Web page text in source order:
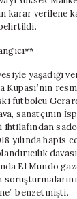
karar verilene
yaşadığı
futbolcu
sanatçının
ihtilafından
yılında hapis
El Mundo
benzetmişti.